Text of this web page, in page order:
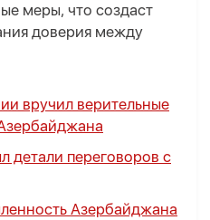
меры, что создаст
доверия между
вручил верительные
детали переговоров с
Азербайджана